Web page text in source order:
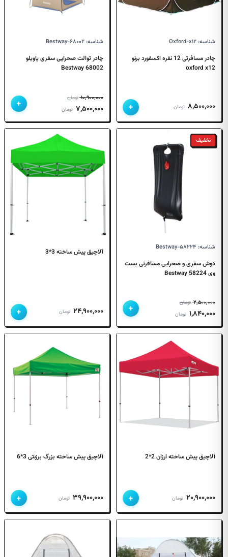
شناسه: Oxford-x۱۲
چادر مسافرتی 12 نفره اکسفورد برنو
oxford x12
۸,۵۰۰,۰۰۰ تومان +
شناسه: Bestway-۶۸۰۰۲
چادر توالت صحرایی سفری پاویلو
68002 Bestway
۱۰,۹۰۰,۰۰۰ تومان
قیمت
اصلی
۱۰,۹۰۰,۰۰۰ تومان
۷,۵۰۰,۰۰۰ تومانقیمت
فعلی
۷,۵۰۰,۰۰۰ تومان
است.
+
تخفیف
شناسه: Bestway-۵۸۲۲۴
دوش سفری و صحرایی مسافرتی بست
وی 58224 Bestway
۲,۵۰۰,۰۰۰ تومان
قیمت
اصلی
۲,۵۰۰,۰۰۰ تومان
۱,۸۴۰,۰۰۰ تومانقیمت
فعلی
۱,۸۴۰,۰۰۰ تومان
است.
+
آلاچیق پیش ساخته 3*3
۲۴,۹۰۰,۰۰۰ تومان +
آلاچیق پیش ساخته ارزان 2*2
۲۰,۹۰۰,۰۰۰ تومان +
آلاچیق پیش ساخته بزرگ برزنتی 3*6
۳۹,۹۰۰,۰۰۰ تومان +